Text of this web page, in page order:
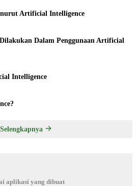
Artificial Intelligence
Dalam Penggunaan Artificial
Intelligence
Selengkapnya
aplikasi yang dibuat